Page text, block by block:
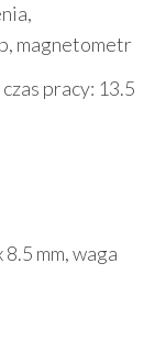
magnetometr
pracy: 13.5
mm, waga